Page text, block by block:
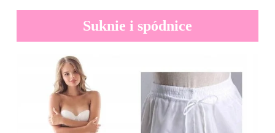
Suknie i spódnice